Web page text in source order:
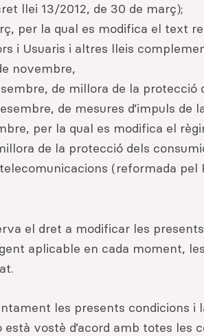
llei 13/2012, de 30 de març);
per la qual es modifica el text
i Usuaris i altres lleis
novembre,
de millora de la protecció
de mesures d’impuls de
per la qual es modifica el
de la protecció dels
(reformada pel
el dret a modificar les
aplicable en cada moment,
les presents condicions
vostè d’acord amb totes les